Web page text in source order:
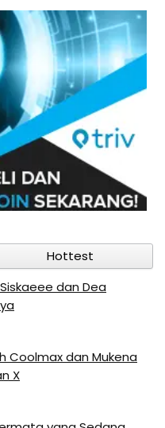
Hottest
dan Dea
Coolmax dan Mukena
X